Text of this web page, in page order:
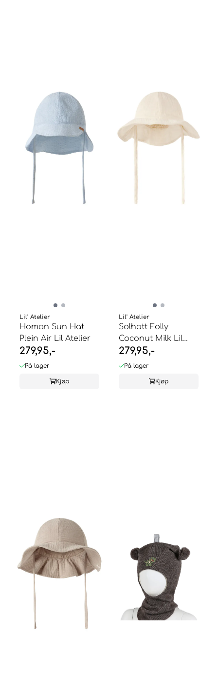
Lil' Atelier
Homan Sun Hat
Plein Air Lil Atelier
279,95,-
På lager
Kjøp
Lil' Atelier
Solhatt Folly
Coconut Milk Lil
Atelier
279,95,-
På lager
Kjøp